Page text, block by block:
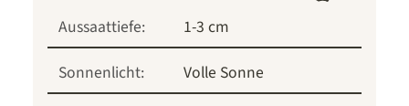
Aussaattiefe:
1-3 cm
Sonnenlicht:
Volle Sonne